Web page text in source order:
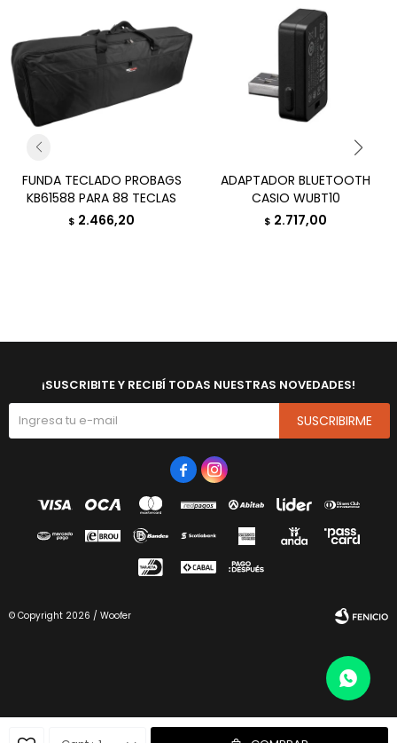
FUNDA TECLADO PROBAGS
KB61588 PARA 88 TECLAS
$ 2.466,20
ADAPTADOR BLUETOOTH
CASIO WUBT10
$ 2.717,00
¡SUSCRIBITE Y RECIBÍ TODAS NUESTRAS NOVEDADES!
SUSCRIBIRME
 
© Copyright 2026 / Woofer